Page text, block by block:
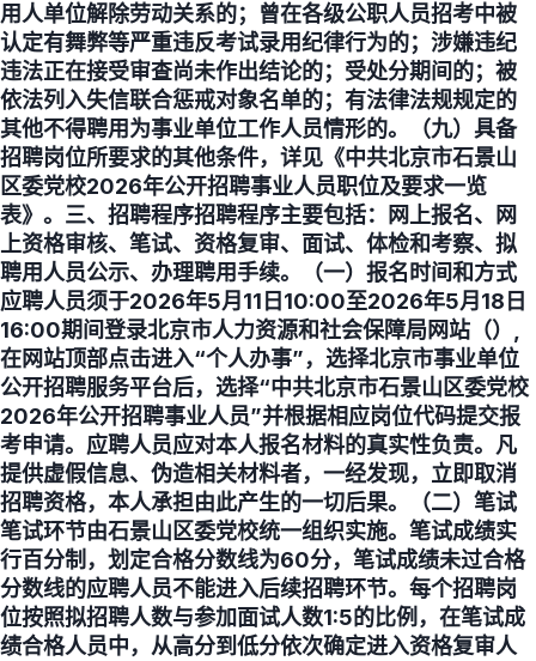
用人单位解除劳动关系的；曾在各级公职人员招考中被
认定有舞弊等严重违反考试录用纪律行为的；涉嫌违纪
违法正在接受审查尚未作出结论的；受处分期间的；被
依法列入失信联合惩戒对象名单的；有法律法规规定的
其他不得聘用为事业单位工作人员情形的。（九）具备
招聘岗位所要求的其他条件，详见《中共北京市石景山
区委党校2026年公开招聘事业人员职位及要求一览
表》。三、招聘程序招聘程序主要包括：网上报名、网
上资格审核、笔试、资格复审、面试、体检和考察、拟
聘用人员公示、办理聘用手续。（一）报名时间和方式
应聘人员须于2026年5月11日10:00至2026年5月18日
16:00期间登录北京市人力资源和社会保障局网站（）,
在网站顶部点击进入“个人办事”，选择北京市事业单位
公开招聘服务平台后，选择“中共北京市石景山区委党校
2026年公开招聘事业人员”并根据相应岗位代码提交报
考申请。应聘人员应对本人报名材料的真实性负责。凡
提供虚假信息、伪造相关材料者，一经发现，立即取消
招聘资格，本人承担由此产生的一切后果。（二）笔试
笔试环节由石景山区委党校统一组织实施。笔试成绩实
行百分制，划定合格分数线为60分，笔试成绩未过合格
分数线的应聘人员不能进入后续招聘环节。每个招聘岗
位按照拟招聘人数与参加面试人数1:5的比例，在笔试成
绩合格人员中，从高分到低分依次确定进入资格复审人